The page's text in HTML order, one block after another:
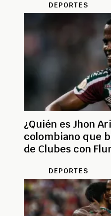
DEPORTES
¿Quién es Jhon
colombiano que
de Clubes con
DEPORTES